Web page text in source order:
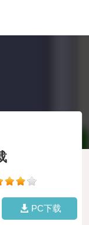
PC下载